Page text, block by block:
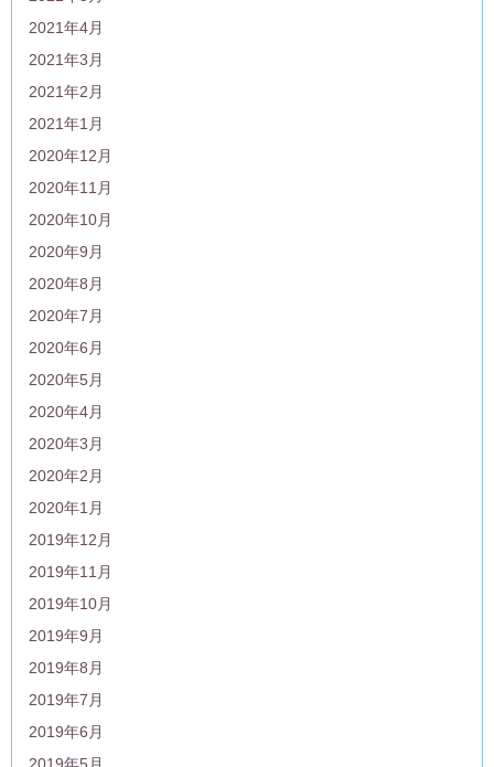
2021年4月
2021年3月
2021年2月
2021年1月
2020年12月
2020年11月
2020年10月
2020年9月
2020年8月
2020年7月
2020年6月
2020年5月
2020年4月
2020年3月
2020年2月
2020年1月
2019年12月
2019年11月
2019年10月
2019年9月
2019年8月
2019年7月
2019年6月
2019年5月